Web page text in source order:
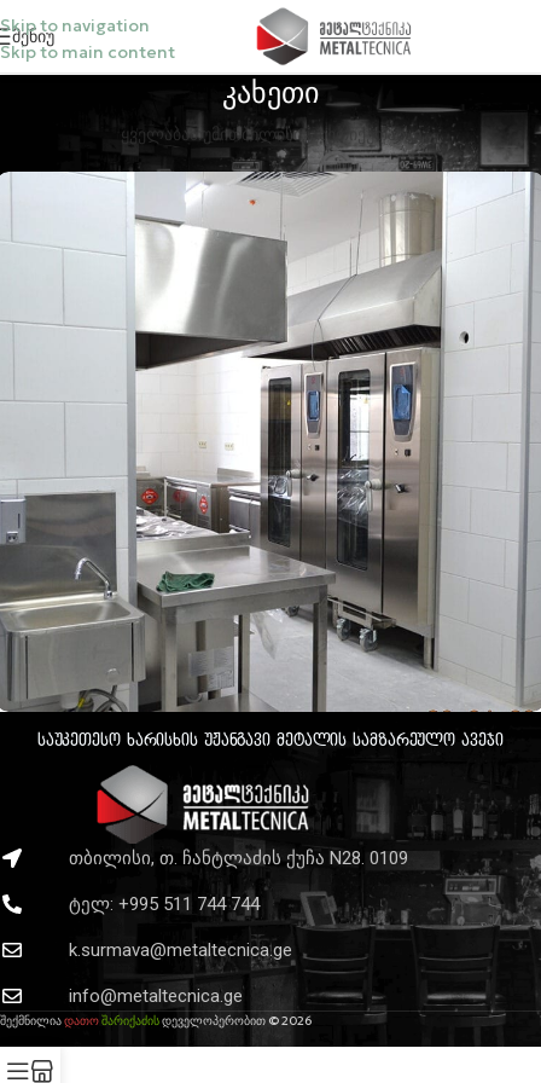
Skip to navigation
Skip to main content
Მენიუ
კახეთი
ᲧᲕᲔᲚᲐᲑᲐᲗᲣᲛᲘᲗᲑᲘᲚᲘᲡᲘᲙᲐᲮᲔᲗᲘ ᲥᲣᲗᲐᲘᲡᲘ
კახეთი
ამბასადორი გოდერძი
თბილისი, თ. ჩანტლაძის ქუჩა N28. 0109
ტელ: +995 511 744 744
k.surmava@metaltecnica.ge
info@metaltecnica.ge
საუკეთესო ხარისხის უჟანგავი მეტალის სამზარეულო ავეჯი
შექმნილიადათოშარიქაძისდეველოპერობით © 2026